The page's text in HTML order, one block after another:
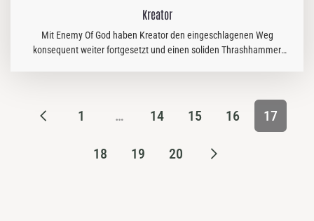
Kreator
Mit Enemy Of God haben Kreator den eingeschlagenen Weg
konsequent weiter fortgesetzt und einen soliden Thrashhammer
1 … 14 15 16 17
18 19 20